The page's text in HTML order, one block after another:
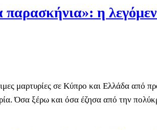
παρασκήνια»: η
μαρτυρίες σε Κύπρο και Ελλάδα από
Όσα ξέρω και όσα έζησα από την